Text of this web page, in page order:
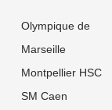
Olympique de
Marseille
Montpellier HSC
SM Caen